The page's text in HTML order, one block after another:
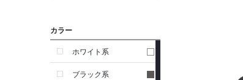
カラー
ホワイト系
ブラック系